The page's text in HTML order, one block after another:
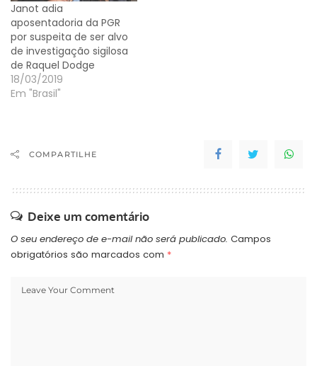
Janot adia
aposentadoria da PGR
por suspeita de ser alvo
de investigação sigilosa
de Raquel Dodge
18/03/2019
Em "Brasil"
COMPARTILHE
Deixe um comentário
O seu endereço de e-mail não será publicado. Campos
obrigatórios são marcados com *